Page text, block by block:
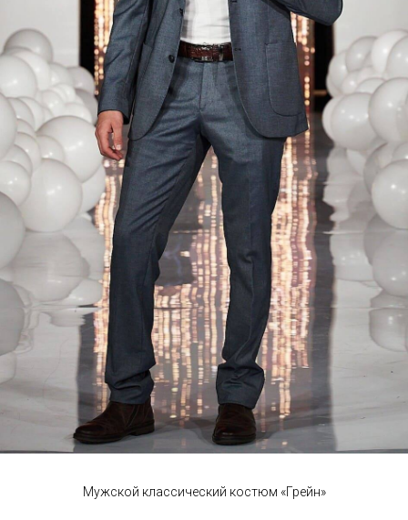
Мужской классический костюм «Грейн»